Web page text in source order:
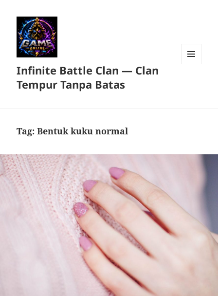
Infinite Battle Clan — Clan
Tempur Tanpa Batas
Tag:Bentuk kuku normal